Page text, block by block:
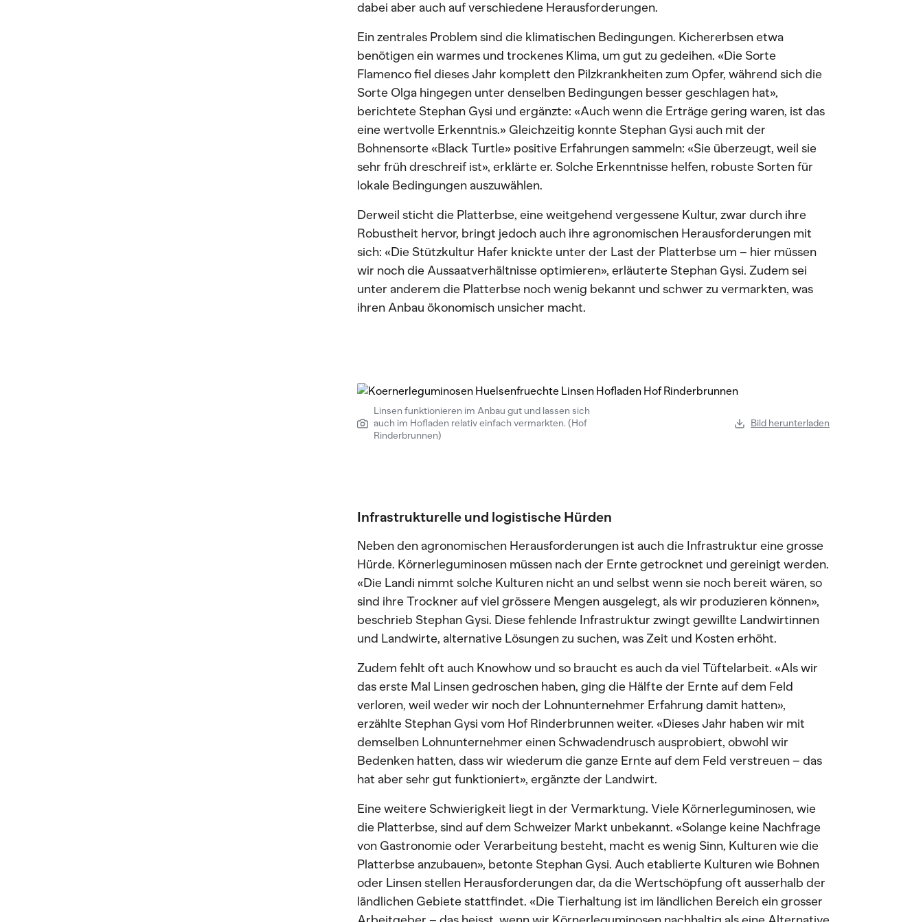
dabei aber auch auf verschiedene Herausforderungen.
Ein zentrales Problem sind die klimatischen Bedingungen. Kichererbsen etwa
benötigen ein warmes und trockenes Klima, um gut zu gedeihen. «Die Sorte
Flamenco fiel dieses Jahr komplett den Pilzkrankheiten zum Opfer, während sich die
Sorte Olga hingegen unter denselben Bedingungen besser geschlagen hat»,
berichtete Stephan Gysi und ergänzte: «Auch wenn die Erträge gering waren, ist das
eine wertvolle Erkenntnis.» Gleichzeitig konnte Stephan Gysi auch mit der
Bohnensorte «Black Turtle» positive Erfahrungen sammeln: «Sie überzeugt, weil sie
sehr früh dreschreif ist», erklärte er. Solche Erkenntnisse helfen, robuste Sorten für
lokale Bedingungen auszuwählen.
Derweil sticht die Platterbse, eine weitgehend vergessene Kultur, zwar durch ihre
Robustheit hervor, bringt jedoch auch ihre agronomischen Herausforderungen mit
sich: «Die Stützkultur Hafer knickte unter der Last der Platterbse um – hier müssen
wir noch die Aussaatverhältnisse optimieren», erläuterte Stephan Gysi. Zudem sei
unter anderem die Platterbse noch wenig bekannt und schwer zu vermarkten, was
ihren Anbau ökonomisch unsicher macht.
Linsen funktionieren im Anbau gut und lassen sich
auch im Hofladen relativ einfach vermarkten. (Hof
Rinderbrunnen)
Bild herunterladen
Infrastrukturelle und logistische Hürden
Neben den agronomischen Herausforderungen ist auch die Infrastruktur eine grosse
Hürde. Körnerleguminosen müssen nach der Ernte getrocknet und gereinigt werden.
«Die Landi nimmt solche Kulturen nicht an und selbst wenn sie noch bereit wären, so
sind ihre Trockner auf viel grössere Mengen ausgelegt, als wir produzieren können»,
beschrieb Stephan Gysi. Diese fehlende Infrastruktur zwingt gewillte Landwirtinnen
und Landwirte, alternative Lösungen zu suchen, was Zeit und Kosten erhöht.
Zudem fehlt oft auch Knowhow und so braucht es auch da viel Tüftelarbeit. «Als wir
das erste Mal Linsen gedroschen haben, ging die Hälfte der Ernte auf dem Feld
verloren, weil weder wir noch der Lohnunternehmer Erfahrung damit hatten»,
erzählte Stephan Gysi vom Hof Rinderbrunnen weiter. «Dieses Jahr haben wir mit
demselben Lohnunternehmer einen Schwadendrusch ausprobiert, obwohl wir
Bedenken hatten, dass wir wiederum die ganze Ernte auf dem Feld verstreuen – das
hat aber sehr gut funktioniert», ergänzte der Landwirt.
Eine weitere Schwierigkeit liegt in der Vermarktung. Viele Körnerleguminosen, wie
die Platterbse, sind auf dem Schweizer Markt unbekannt. «Solange keine Nachfrage
von Gastronomie oder Verarbeitung besteht, macht es wenig Sinn, Kulturen wie die
Platterbse anzubauen», betonte Stephan Gysi. Auch etablierte Kulturen wie Bohnen
oder Linsen stellen Herausforderungen dar, da die Wertschöpfung oft ausserhalb der
ländlichen Gebiete stattfindet. «Die Tierhaltung ist im ländlichen Bereich ein grosser